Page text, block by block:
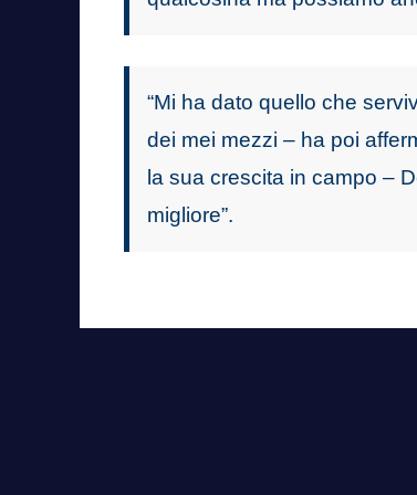
“Mi ha dato quello che
dei mei mezzi – ha poi
la sua crescita in campo –
migliore”.